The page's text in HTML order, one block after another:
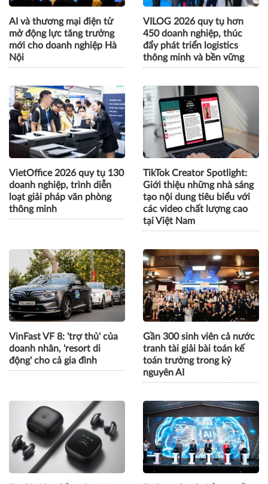
AI và thương mại điện tử
mở động lực tăng trưởng
mới cho doanh nghiệp Hà
Nội
VILOG 2026 quy tụ hơn
450 doanh nghiệp, thúc
đẩy phát triển logistics
thông minh và bền vững
VietOffice 2026 quy tụ 130
doanh nghiệp, trình diễn
loạt giải pháp văn phòng
thông minh
TikTok Creator Spotlight:
Giới thiệu những nhà sáng
tạo nội dung tiêu biểu với
các video chất lượng cao
tại Việt Nam
VinFast VF 8: 'trợ thủ' của
doanh nhân, 'resort di
động' cho cả gia đình
Gần 300 sinh viên cả nước
tranh tài giải bài toán kế
toán trưởng trong kỷ
nguyên AI